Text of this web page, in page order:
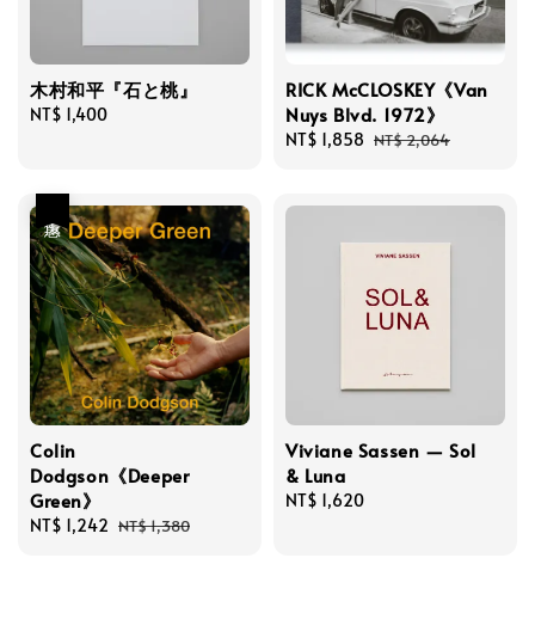
木村和平『石と桃』
Regular
NT$ 1,400
RICK McCLOSKEY《Van
Nuys Blvd. 1972》
Sale
NT$ 1,858 Regular
NT$ 2,064
Colin
Dodgson《Deeper
Green》
Sale
NT$ 1,242 Regular
NT$ 1,380
Viviane Sassen — Sol
& Luna
Regular
NT$ 1,620